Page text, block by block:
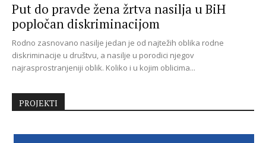
Put do pravde žena žrtva nasilja u BiH
popločan diskriminacijom
Rodno zasnovano nasilje jedan je od najtežih oblika rodne
diskriminacije u društvu, a nasilje u porodici njegov
najrasprostranjeniji oblik. Koliko i u kojim oblicima...
PROJEKTI